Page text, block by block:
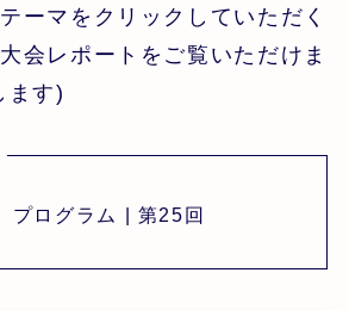
ーマをクリックしていただく
会レポートをご覧いただけま
ます)
プログラム | 第25回